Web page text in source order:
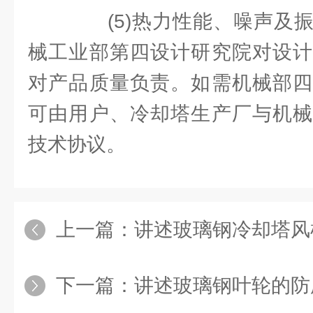
(5)热力性能、噪声及振
械工业部第四设计研究院对设
对产品质量负责。如需机械部
可由用户、冷却塔生产厂与机
技术协议。
上一篇： 讲述玻璃钢冷却塔风机
下一篇： 讲述玻璃钢叶轮的